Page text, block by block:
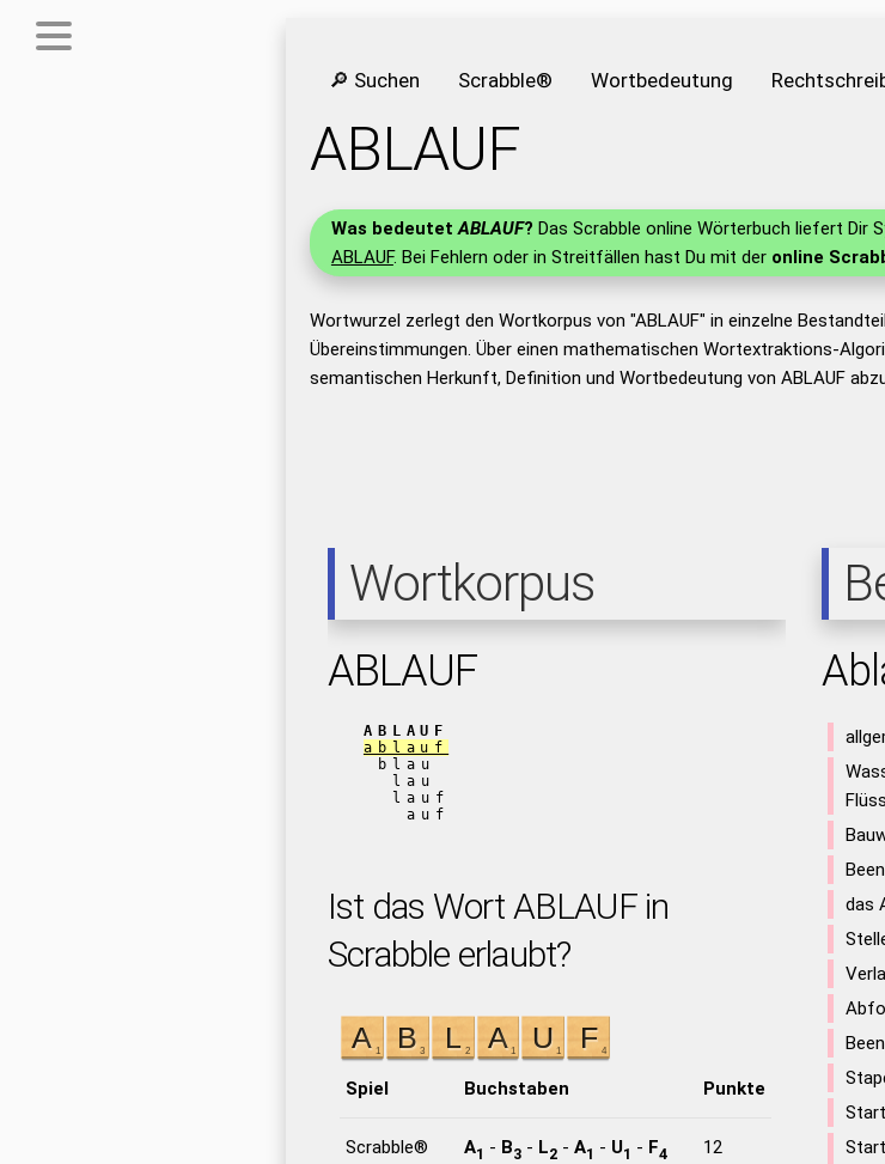
🔎 Suchen Scrabble® Wortbedeutung
ABLAUF
Was bedeutetABLAUF? Das Scrabble online Wörterbuch liefert Dir
ABLAUF. Bei Fehlern oder in Streitfällen hast Du mit der online
Wortwurzel zerlegt den Wortkorpus von "ABLAUF" in einzelne
Übereinstimmungen. Über einen mathematischen Wortextraktions-
semantischen Herkunft, Definition und Wortbedeutung von ABLAUF
Wortkorpus
ABLAUF
ABLAUF
ablauf
blau
lau
lauf
auf
Ist das Wort ABLAUF in
Scrabble erlaubt?
Spiel Buchstaben Punkte
Scrabble® A1 - B3- L2- A1 - U1 - F4 12
das